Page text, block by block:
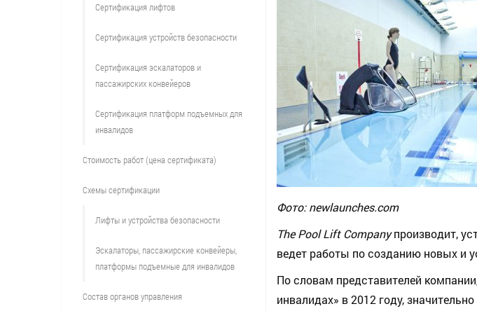
Фото: newlaunches.com
The Pool Lift Companyпроизводит,
ведет работы по созданию новых и
По словам представителей
инвалидах» в 2012 году,
Сертификация лифтов
Сертификация устройств безопасности
Сертификация эскалаторов и
пассажирских конвейеров
Сертификация платформ подъемных для
инвалидов
Стоимость работ (цена сертификата)
Схемы сертификации
Лифты и устройства безопасности
Эскалаторы, пассажирские конвейеры,
платформы подъемные для инвалидов
Состав органов управления